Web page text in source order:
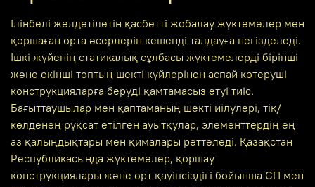
Ілінбелі желдетілетін қасбетті жобалау жүктемелер мен
қоршаған орта әсерлерін кешенді талдауға негізделеді.
Ішкі жүйенің статикалық сұлбасы жүктемелерді бірінші
және екінші топтың шекті күйлерінен аспай көтеруші
конструкцияларға беруді қамтамасыз етуі тиіс.
Бағыттаушылар мен қаптаманың шекті иілулері, тік/
көлденең рұқсат етілген ауытқулар, элементтердің ең
аз қалыңдықтары мен қималары реттеледі. Қазақстан
Республикасында жүктемелер, қоршау
конструкциялары және өрт қауіпсіздігі бойынша СП мен